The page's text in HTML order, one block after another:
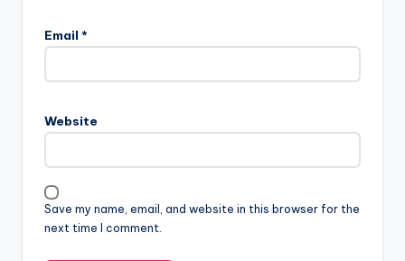
Email *
Website
Save my name, email, and website in this browser for the
next time I comment.